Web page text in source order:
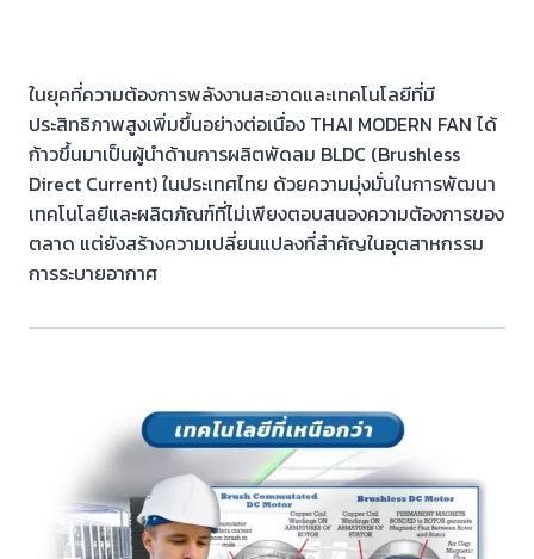
ในยุคที่ความต้องการพลังงานสะอาดและเทคโนโลยีที่มี
ประสิทธิภาพสูงเพิ่มขึ้นอย่างต่อเนื่อง THAI MODERN FAN ได้
ก้าวขึ้นมาเป็นผู้นำด้านการผลิตพัดลม BLDC (Brushless
Direct Current) ในประเทศไทย ด้วยความมุ่งมั่นในการพัฒนา
เทคโนโลยีและผลิตภัณฑ์ที่ไม่เพียงตอบสนองความต้องการของ
ตลาด แต่ยังสร้างความเปลี่ยนแปลงที่สำคัญในอุตสาหกรรม
การระบายอากาศ